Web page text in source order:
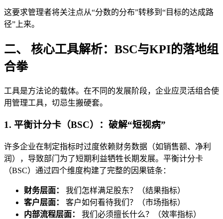
这要求管理者将关注点从“分数的分布”转移到“目标的达成路
径”上来。
二、 核心工具解析：BSC与KPI的落地组
合拳
工具是方法论的载体。在不同的发展阶段，企业应灵活组合使
用管理工具，切忌生搬硬套。
1. 平衡计分卡（BSC）：破解“短视病”
许多企业在制定指标时过度依赖财务数据（如销售额、净利
润），导致部门为了短期利益牺牲长期发展。平衡计分卡
（BSC）通过四个维度构建了完整的因果链条：
财务层面：
我们怎样满足股东？（结果指标）
客户层面：
客户如何看待我们？（市场指标）
内部流程层面：
我们必须擅长什么？（效率指标）